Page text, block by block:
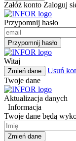
Załóż konto Zaloguj
Przypomnij hasło
Przypomnij hasło
Witaj
Zmień dane
Usuń
Twoje dane
Aktualizacja danych
Informacja
Twoje dane będą
Zmień dane